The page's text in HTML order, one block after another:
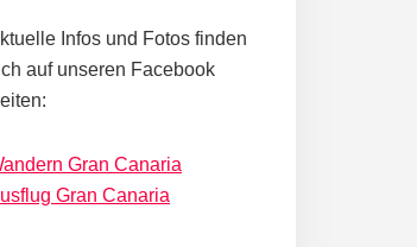
Infos und Fotos finden
auf unseren Facebook
Gran Canaria
Gran Canaria